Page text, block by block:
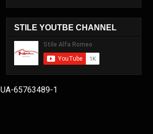
STILE YOUTBE CHANNEL
UA-65763489-1